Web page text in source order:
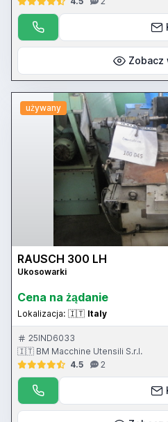
Zobacz
używany
RAUSCH 300 LH
Ukosowarki
Cena na żądanie
Lokalizacja: 🇮🇹 Italy
25IND6033
🇮🇹 BM Macchine Utensili S.r.l.
4.5
2